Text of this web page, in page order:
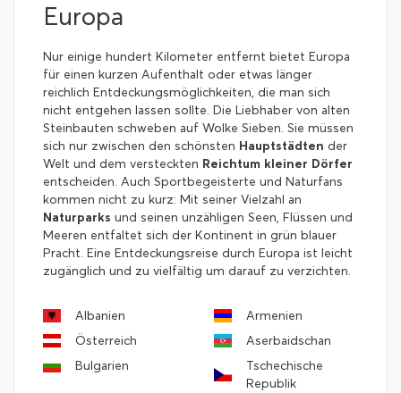
Europa
Nur einige hundert Kilometer entfernt bietet Europa
für einen kurzen Aufenthalt oder etwas länger
reichlich Entdeckungsmöglichkeiten, die man sich
nicht entgehen lassen sollte. Die Liebhaber von alten
Steinbauten schweben auf Wolke Sieben. Sie müssen
sich nur zwischen den schönsten Hauptstädten der
Welt und dem versteckten Reichtum kleiner Dörfer
entscheiden. Auch Sportbegeisterte und Naturfans
kommen nicht zu kurz: Mit seiner Vielzahl an
Naturparks und seinen unzähligen Seen, Flüssen und
Meeren entfaltet sich der Kontinent in grün blauer
Pracht. Eine Entdeckungsreise durch Europa ist leicht
zugänglich und zu vielfältig um darauf zu verzichten.
Albanien
Armenien
Österreich
Aserbaidschan
Bulgarien
Tschechische
Republik